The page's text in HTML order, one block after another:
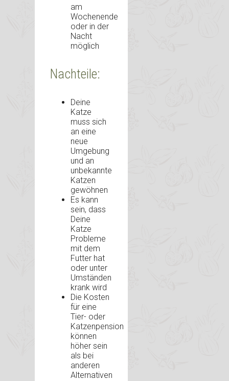
am
Wochenende
oder in der
Nacht
möglich
Nachteile:
Deine
Katze
muss sich
an eine
neue
Umgebung
und an
unbekannte
Katzen
gewöhnen
Es kann
sein, dass
Deine
Katze
Probleme
mit dem
Futter hat
oder unter
Umständen
krank wird
Die Kosten
für eine
Tier- oder
Katzenpension
können
höher sein
als bei
anderen
Alternativen